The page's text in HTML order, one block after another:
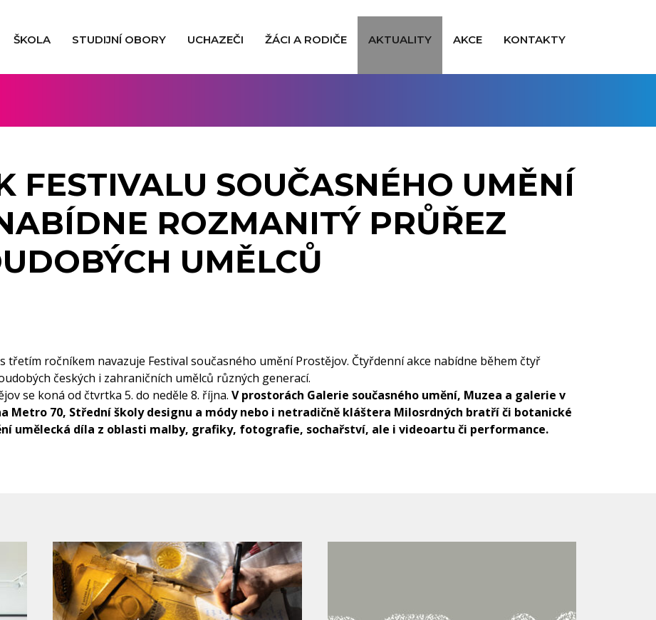
ŠKOLA STUDIJNÍ OBORY UCHAZEČI ŽÁCI A RODIČE AKTUALITY AKCE KONTAKTY
FESTIVALU SOUČASNÉHO UMĚNÍ
ROZMANITÝ PRŮŘEZ
UMĚLCŮ
třetím ročníkem navazuje Festival současného umění Prostějov. Čtyřdenní akce nabídne během čtyř
českých i zahraničních umělců různých generací.
se koná od čtvrtka 5. do neděle 8. října. Vprostorách Galerie současného umění, Muzea a galerie v
Metro 70, Střední školy designu a módy nebo i netradičně kláštera Milosrdných bratří či botanické
umělecká díla z oblasti malby, grafiky, fotografie, sochařství, ale i videoartu či performance.